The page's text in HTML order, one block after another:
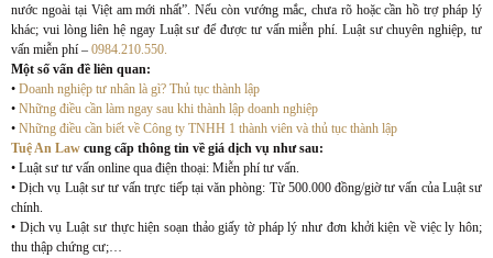
nước ngoài tại Việt am mới nhất”. Nếu còn vướng mắc, chưa rõ hoặc cần hồ trợ pháp lý
khác; vui lòng liên hệ ngay Luật sư để được tư vấn miễn phí. Luật sư chuyên nghiệp, tư
vấn miễn phí – 0984.210.550.
Một số vấn đề liên quan:
• Doanh nghiệp tư nhân là gì? Thủ tục thành lập
• Những điều cần làm ngay sau khi thành lập doanh nghiệp
• Những điều cần biết về Công ty TNHH 1 thành viên và thủ tục thành lập
Tuệ An Law cung cấp thông tin về giá dịch vụ như sau:
• Luật sư tư vấn online qua điện thoại: Miễn phí tư vấn.
• Dịch vụ Luật sư tư vấn trực tiếp tại văn phòng: Từ 500.000 đồng/giờ tư vấn của Luật sư
chính.
• Dịch vụ Luật sư thực hiện soạn thảo giấy tờ pháp lý như đơn khởi kiện về việc ly hôn;
thu thập chứng cư;…